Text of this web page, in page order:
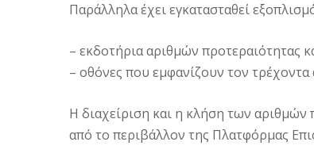
Παράλληλα έχει εγκατασταθεί
– εκδοτήρια αριθμών προτεραιότητας
– οθόνες που εμφανίζουν τον τρέχοντα
Η διαχείριση και η κλήση των
από το περιβάλλον της Πλατφόρμας